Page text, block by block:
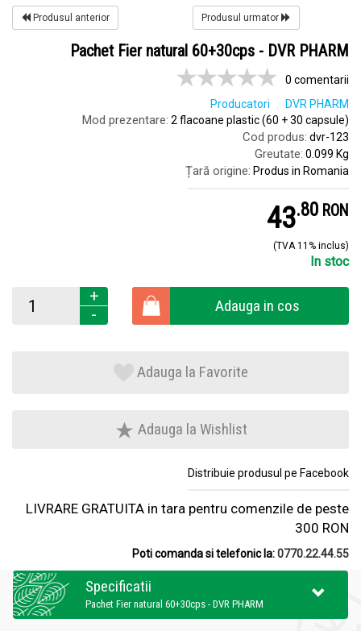
Produsul anterior Produsul urmator
Pachet Fier natural 60+30cps - DVR PHARM
0 comentarii
Producatori
DVR PHARM
Mod prezentare: 2 flacoane plastic (60 + 30 capsule)
Cod produs: dvr-123
Greutate: 0.099 Kg
Țară origine: Produs in Romania
43.8 RON
(TVA 11% inclus)
In stoc
+
-
Adauga in cos
Adauga la Favorite
Adauga la Wishlist
Distribuie produsul pe Facebook
LIVRARE GRATUITA in tara pentru comenzile de peste
300 RON
Poti comanda si telefonic la:0770.22.44.55
Specificatii
Pachet Fier natural 60+30cps - DVR PHARM